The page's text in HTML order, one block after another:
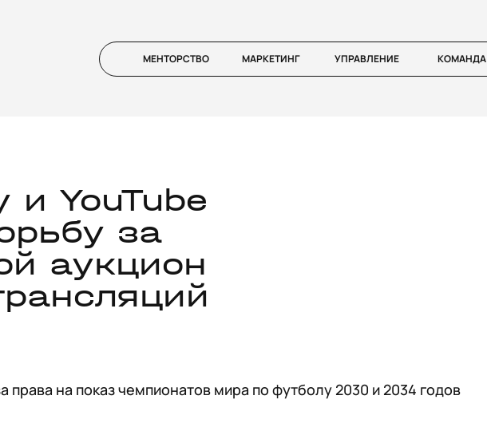
МЕНТОРСТВО МАРКЕТИНГ УПРАВЛЕНИЕ КОМАНДА
и YouTube
за
аукцион
права на показ чемпионатов мира по футболу 2030 и 2034 годов